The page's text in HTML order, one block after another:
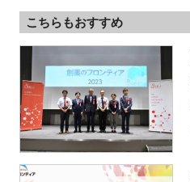
こちらもおすすめ